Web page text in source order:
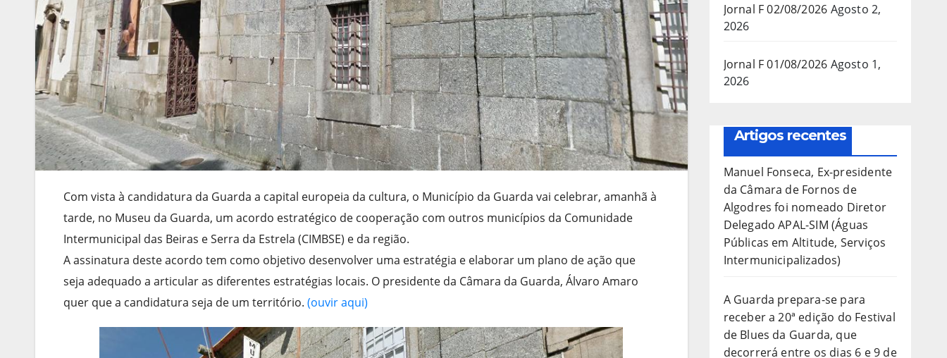
Com vista à candidatura da Guarda a capital europeia da cultura, o Município da Guarda vai celebrar, amanhã à
tarde, no Museu da Guarda, um acordo estratégico de cooperação com outros municípios da Comunidade
Intermunicipal das Beiras e Serra da Estrela (CIMBSE) e da região.
A assinatura deste acordo tem como objetivo desenvolver uma estratégia e elaborar um plano de ação que
seja adequado a articular as diferentes estratégias locais. O presidente da Câmara da Guarda, Álvaro Amaro
quer que a candidatura seja de um território. (ouvir aqui)
Jornal F 02/08/2026 Agosto 2,
2026
Jornal F 01/08/2026 Agosto 1,
2026
Artigos recentes
Manuel Fonseca, Ex-presidente
da Câmara de Fornos de
Algodres foi nomeado Diretor
Delegado APAL-SIM (Águas
Públicas em Altitude, Serviços
Intermunicipalizados)
A Guarda prepara-se para
receber a 20ª edição do Festival
de Blues da Guarda, que
decorrerá entre os dias 6 e 9 de